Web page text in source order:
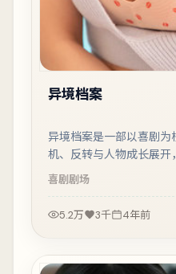
异境档案
异境档案是一部以喜剧
机、反转与人物成长展开
观看。
喜剧剧场
5.2万 3千 4年前